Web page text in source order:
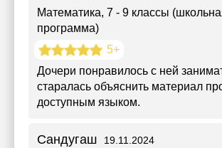
Математика, 7 - 9 классы
программа)
5+
Дочери понравилось с ней
старалась объяснить материал
доступным языком.
Сандугаш 19.11.2024